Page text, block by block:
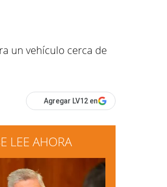
un vehículo cerca de
Agregar LV12 en
LEE AHORA